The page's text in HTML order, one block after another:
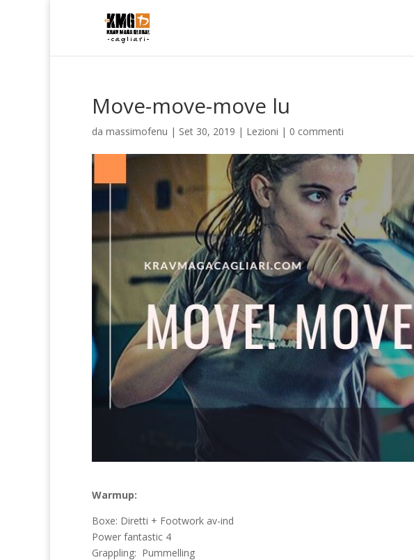
Move-move-move lu
da massimofenu | Set 30, 2019 | Lezioni | 0 commenti
Warmup:
Boxe: Diretti + Footwork av-ind
Power fantastic 4
Grappling: Pummelling